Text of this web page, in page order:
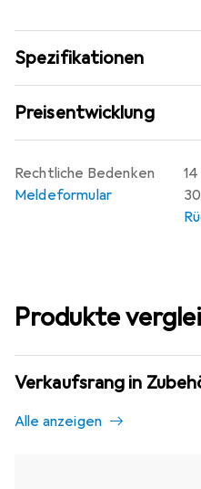
Spezifikationen
Preisentwicklung
Rechtliche Bedenken
Meldeformular
Produkte
Verkaufsrang in
Alle anzeigen